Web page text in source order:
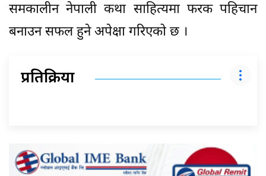
समकालीन नेपाली कथा साहित्यमा फरक पहिचान
बनाउन सफल हुने अपेक्षा गरिएको छ ।
प्रतिक्रिया